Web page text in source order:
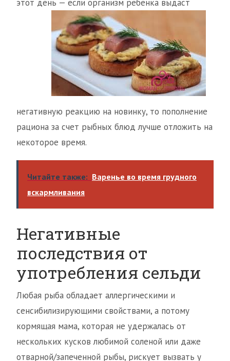
этот день — если организм ребенка выдаст
негативную реакцию на новинку, то пополнение
рациона за счет рыбных блюд лучше отложить на
некоторое время.
Читайте также: Варенье во время грудного
вскармливания
Негативные
последствия от
употребления сельди
Любая рыба обладает аллергическими и
сенсибилизирующими свойствами, а потому
кормящая мама, которая не удержалась от
нескольких кусков любимой соленой или даже
отварной/запеченной рыбы, рискует вызвать у